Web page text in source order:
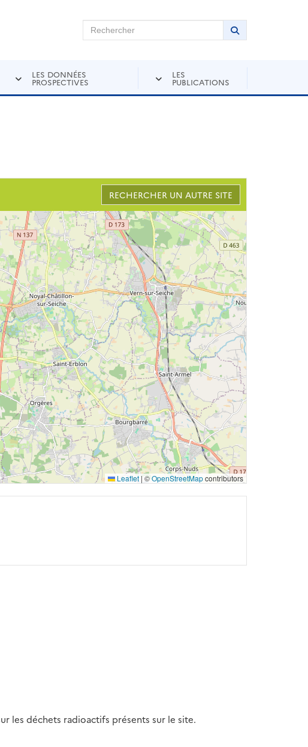
Rechercher sur Andra Inventaire Rechercher
Lancer la
LES DONNÉES
PROSPECTIVES
LES
PUBLICATIONS
RECHERCHER UN AUTRE SITE
Leaflet | ©OpenStreetMapcontributors
les déchets radioactifs présents sur le site.